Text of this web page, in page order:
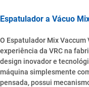
Espatulador a Vácuo
O Espatulador Mix
experiência da VRC na
design inovador e
máquina simplesmente
pensada, possui